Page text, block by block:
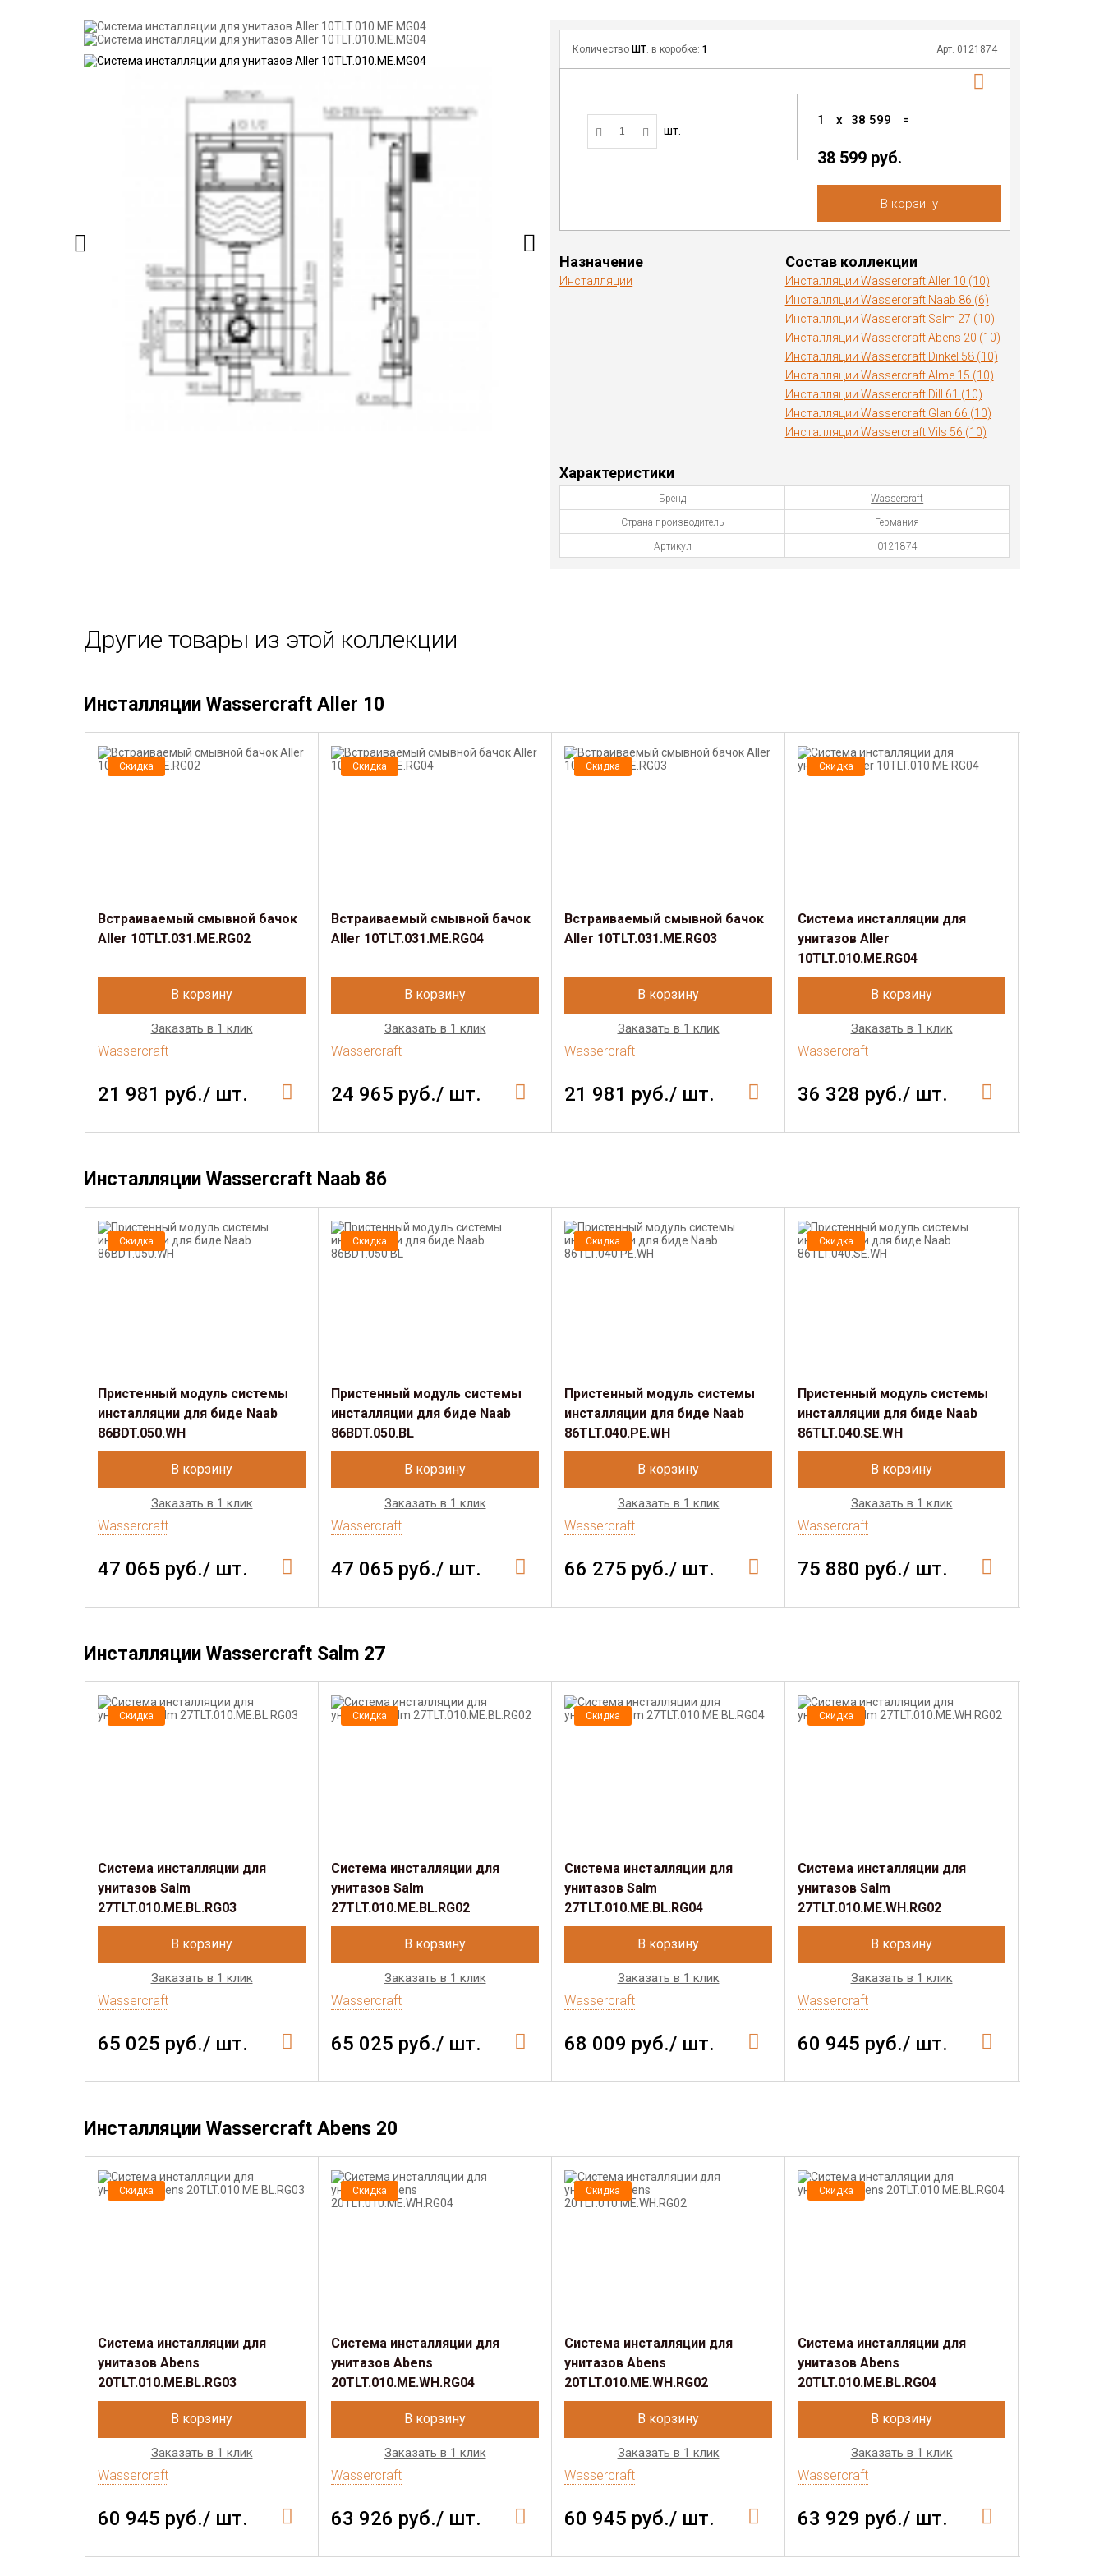
Количество ШТ. в коробке:1 Арт. 0121874
шт.
1 x 38 599 =
38 599 руб.
В корзину
Назначение
Инсталляции
Состав коллекции
Инсталляции Wassercraft Aller 10 (10)
Инсталляции Wassercraft Naab 86 (6)
Инсталляции Wassercraft Salm 27 (10)
Инсталляции Wassercraft Abens 20 (10)
Инсталляции Wassercraft Dinkel 58 (10)
Инсталляции Wassercraft Alme 15 (10)
Инсталляции Wassercraft Dill 61 (10)
Инсталляции Wassercraft Glan 66 (10)
Инсталляции Wassercraft Vils 56 (10)
Характеристики
Бренд Wassercraft
Страна производитель Германия
Артикул 0121874
Другие товары из этой коллекции
Инсталляции Wassercraft Aller 10
Скидка
Встраиваемый смывной бачок
Aller 10TLT.031.ME.RG02
В корзину
Заказать в 1 клик
Wassercraft
21 981 руб./ шт.
Скидка
Встраиваемый смывной бачок
Aller 10TLT.031.ME.RG04
В корзину
Заказать в 1 клик
Wassercraft
24 965 руб./ шт.
Скидка
Встраиваемый смывной бачок
Aller 10TLT.031.ME.RG03
В корзину
Заказать в 1 клик
Wassercraft
21 981 руб./ шт.
Скидка
Система инсталляции для
унитазов Aller
10TLT.010.ME.RG04
В корзину
Заказать в 1 клик
Wassercraft
36 328 руб./ шт.
Инсталляции Wassercraft Naab 86
Скидка
Пристенный модуль системы
инсталляции для биде Naab
86BDT.050.WH
В корзину
Заказать в 1 клик
Wassercraft
47 065 руб./ шт.
Скидка
Пристенный модуль системы
инсталляции для биде Naab
86BDT.050.BL
В корзину
Заказать в 1 клик
Wassercraft
47 065 руб./ шт.
Скидка
Пристенный модуль системы
инсталляции для биде Naab
86TLT.040.PE.WH
В корзину
Заказать в 1 клик
Wassercraft
66 275 руб./ шт.
Скидка
Пристенный модуль системы
инсталляции для биде Naab
86TLT.040.SE.WH
В корзину
Заказать в 1 клик
Wassercraft
75 880 руб./ шт.
Инсталляции Wassercraft Salm 27
Скидка
Система инсталляции для
унитазов Salm
27TLT.010.ME.BL.RG03
В корзину
Заказать в 1 клик
Wassercraft
65 025 руб./ шт.
Скидка
Система инсталляции для
унитазов Salm
27TLT.010.ME.BL.RG02
В корзину
Заказать в 1 клик
Wassercraft
65 025 руб./ шт.
Скидка
Система инсталляции для
унитазов Salm
27TLT.010.ME.BL.RG04
В корзину
Заказать в 1 клик
Wassercraft
68 009 руб./ шт.
Скидка
Система инсталляции для
унитазов Salm
27TLT.010.ME.WH.RG02
В корзину
Заказать в 1 клик
Wassercraft
60 945 руб./ шт.
Инсталляции Wassercraft Abens 20
Скидка
Система инсталляции для
унитазов Abens
20TLT.010.ME.BL.RG03
В корзину
Заказать в 1 клик
Wassercraft
60 945 руб./ шт.
Скидка
Система инсталляции для
унитазов Abens
20TLT.010.ME.WH.RG04
В корзину
Заказать в 1 клик
Wassercraft
63 926 руб./ шт.
Скидка
Система инсталляции для
унитазов Abens
20TLT.010.ME.WH.RG02
В корзину
Заказать в 1 клик
Wassercraft
60 945 руб./ шт.
Скидка
Система инсталляции для
унитазов Abens
20TLT.010.ME.BL.RG04
В корзину
Заказать в 1 клик
Wassercraft
63 929 руб./ шт.